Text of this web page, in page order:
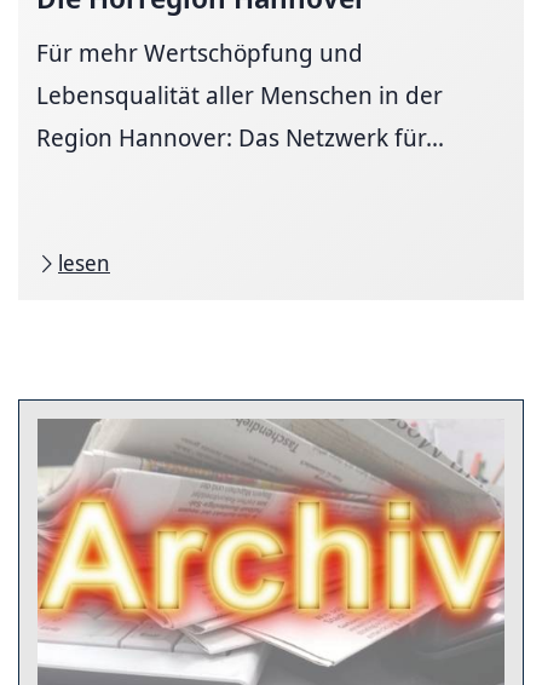
Für mehr Wertschöpfung und
Lebensqualität aller Menschen in der
Region Hannover: Das Netzwerk für...
lesen